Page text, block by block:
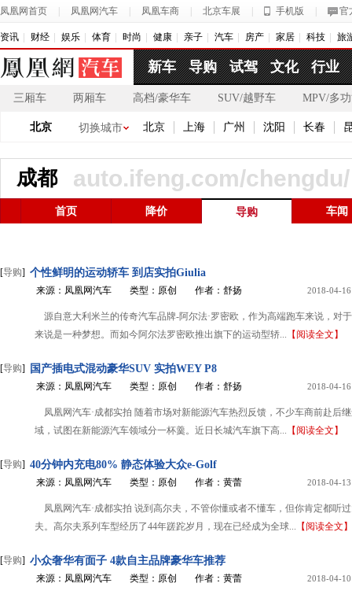
凤凰网首页 凤凰网汽车 凤凰车商 北京车展 手机版 官
资讯 财经 娱乐 体育 时尚 健康 亲子 汽车 房产 家居 科技 旅
新车 导购 试驾 文化 行业
三厢车 两厢车 高档/豪华车 SUV/越野车 MPV/多
北京 切换城市 北京 上海 广州 沈阳 长春
成都 auto.ifeng.com/chengdu/
首页 降价 导购 车闻
[导购] 个性鲜明的运动轿车 到店实拍Giulia
来源：凤凰网汽车 类型：原创 作者：舒扬 2018-04-16
源自意大利米兰的传奇汽车品牌-阿尔法·罗密欧，作为高端跑车来说，对
来说是一种梦想。而如今阿尔法罗密欧推出旗下的运动型轿... 【阅读全文】
[导购] 国产插电式混动豪华SUV 实拍WEY P8
来源：凤凰网汽车 类型：原创 作者：舒扬 2018-04-16
凤凰网汽车·成都实拍 随着市场对新能源汽车热烈反馈，不少车商前赴后
域，试图在新能源汽车领域分一杯羹。近日长城汽车旗下高... 【阅读全文】
[导购] 40分钟内充电80% 静态体验大众e-Golf
来源：凤凰网汽车 类型：原创 作者：黄蕾 2018-04-13
凤凰网汽车·成都实拍 说到高尔夫，不管你懂或者不懂车，但你肯定都听
夫。高尔夫系列车型经历了44年蹉跎岁月，现在已经成为全球... 【阅读全文】
[导购] 小众奢华有面子 4款自主品牌豪华车推荐
来源：凤凰网汽车 类型：原创 作者：黄蕾 2018-04-10